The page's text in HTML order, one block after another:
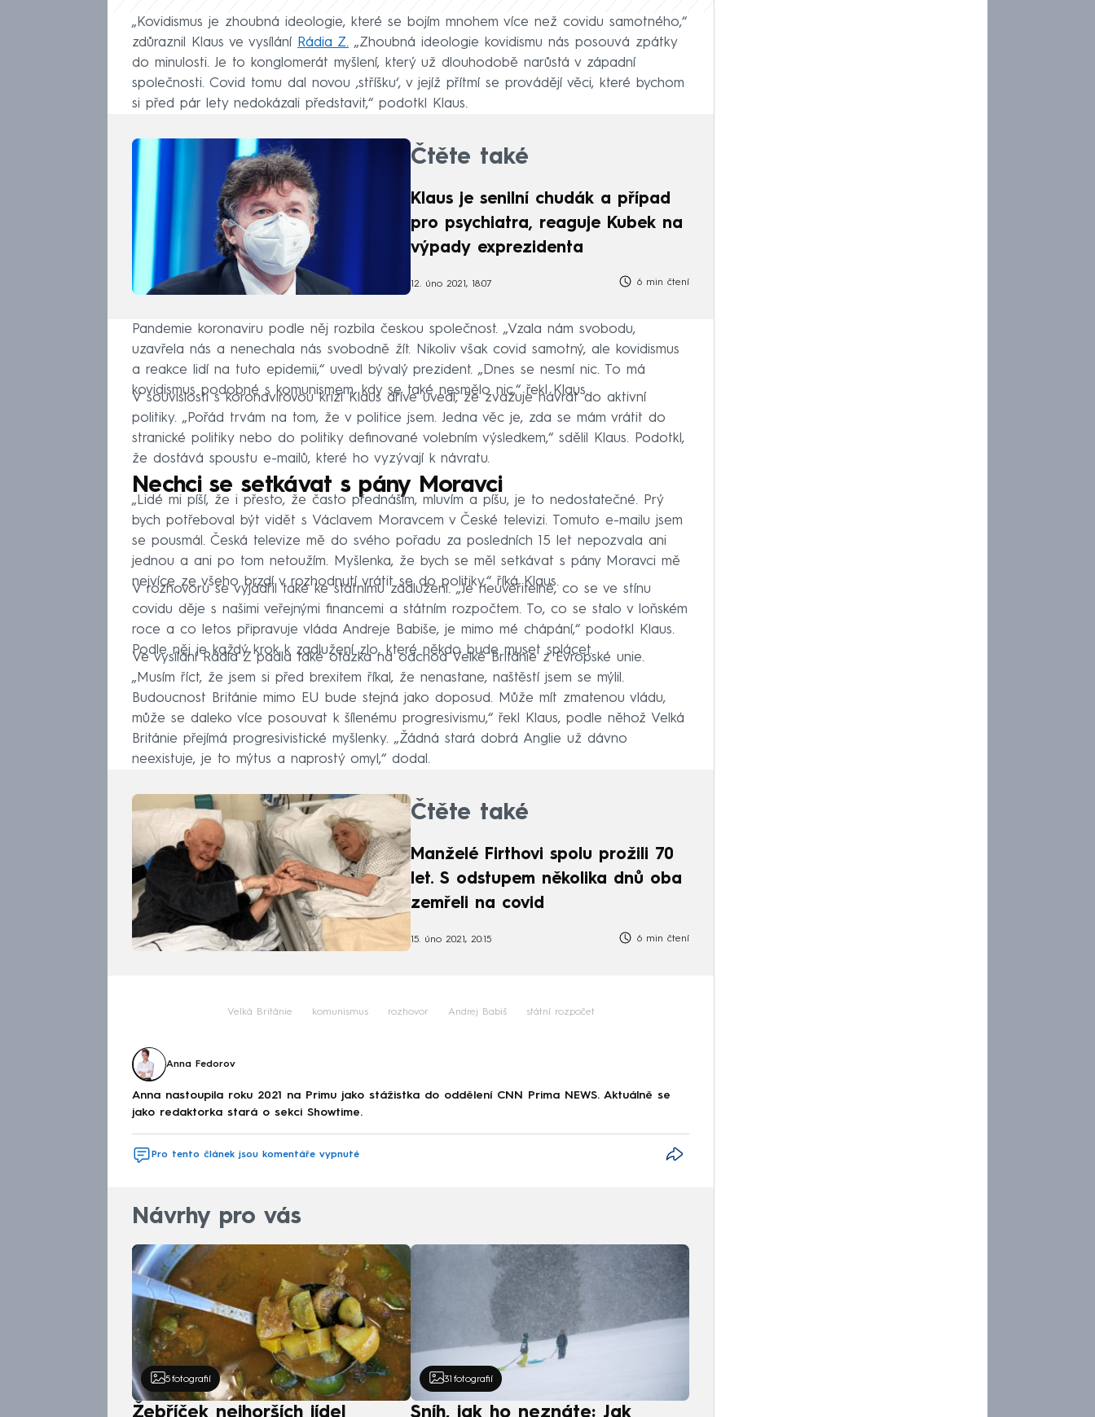
„Kovidismus je zhoubná ideologie, které se bojím mnohem více než covidu samotného,“
zdůraznil Klaus ve vysílání Rádia Z. „Zhoubná ideologie kovidismu nás posouvá zpátky
do minulosti. Je to konglomerát myšlení, který už dlouhodobě narůstá v západní
společnosti. Covid tomu dal novou ‚stříšku‘, v jejíž přítmí se provádějí věci, které bychom
si před pár lety nedokázali představit,“ podotkl Klaus.
Čtěte také
Klaus je senilní chudák a případ
pro psychiatra, reaguje Kubek na
výpady exprezidenta
12. úno 2021, 18:07 6 min čtení
Pandemie koronaviru podle něj rozbila českou společnost. „Vzala nám svobodu,
uzavřela nás a nenechala nás svobodně žít. Nikoliv však covid samotný, ale kovidismus
a reakce lidí na tuto epidemii,“ uvedl bývalý prezident. „Dnes se nesmí nic. To má
kovidismus podobné s komunismem, kdy se také nesmělo nic,“ řekl Klaus.
V souvislosti s koronavirovou krizí Klaus dříve uvedl, že zvažuje návrat do aktivní
politiky. „Pořád trvám na tom, že v politice jsem. Jedna věc je, zda se mám vrátit do
stranické politiky nebo do politiky definované volebním výsledkem,“ sdělil Klaus. Podotkl,
že dostává spoustu e-mailů, které ho vyzývají k návratu.
Nechci se setkávat s pány Moravci
„Lidé mi píší, že i přesto, že často přednáším, mluvím a píšu, je to nedostatečné. Prý
bych potřeboval být vidět s Václavem Moravcem v České televizi. Tomuto e-mailu jsem
se pousmál. Česká televize mě do svého pořadu za posledních 15 let nepozvala ani
jednou a ani po tom netoužím. Myšlenka, že bych se měl setkávat s pány Moravci mě
nejvíce ze všeho brzdí v rozhodnutí vrátit se do politiky,“ říká Klaus.
V rozhovoru se vyjádřil také ke státnímu zadlužení. „Je neuvěřitelné, co se ve stínu
covidu děje s našimi veřejnými financemi a státním rozpočtem. To, co se stalo v loňském
roce a co letos připravuje vláda Andreje Babiše, je mimo mé chápání,“ podotkl Klaus.
Podle něj je každý krok k zadlužení zlo, které někdo bude muset splácet.
Ve vysílání Rádia Z padla také otázka na odchod Velké Británie z Evropské unie.
„Musím říct, že jsem si před brexitem říkal, že nenastane, naštěstí jsem se mýlil.
Budoucnost Británie mimo EU bude stejná jako doposud. Může mít zmatenou vládu,
může se daleko více posouvat k šílenému progresivismu,“ řekl Klaus, podle něhož Velká
Británie přejímá progresivistické myšlenky. „Žádná stará dobrá Anglie už dávno
neexistuje, je to mýtus a naprostý omyl,“ dodal.
Čtěte také
Manželé Firthovi spolu prožili 70
let. S odstupem několika dnů oba
zemřeli na covid
15. úno 2021, 20:15 6 min čtení
Velká Británie komunismus rozhovor Andrej Babiš státní rozpočet
Anna Fedorov
Anna nastoupila roku 2021 na Primu jako stážistka do oddělení CNN Prima NEWS. Aktuálně se
jako redaktorka stará o sekci Showtime.
Pro tento článek jsou komentáře vypnuté
Návrhy pro vás
5 fotografií
Žebříček nejhorších jídel
31 fotografií
Sníh, jak ho neznáte: Jak